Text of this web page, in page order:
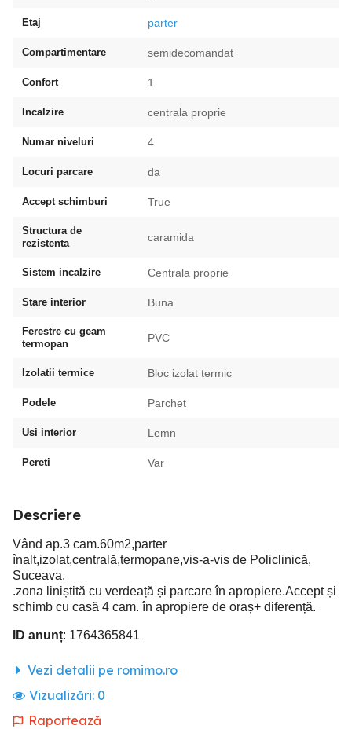
Etaj parter
Compartimentare semidecomandat
Confort 1
Incalzire centrala proprie
Numar niveluri 4
Locuri parcare da
Accept schimburi True
Structura de
rezistenta
caramida
Sistem incalzire Centrala proprie
Stare interior Buna
Ferestre cu geam
termopan
PVC
Izolatii termice Bloc izolat termic
Podele Parchet
Usi interior Lemn
Pereti Var
Descriere
Vând ap.3 cam.60m2,parter
înalt,izolat,centrală,termopane,vis-a-vis de Policlinică,
Suceava,
.zona liniștită cu verdeață și parcare în apropiere.Accept și
schimb cu casă 4 cam. în apropiere de oraș+ diferență.
ID anunț: 1764365841
Vezi detalii pe romimo.ro
Vizualizări: 0
Raportează